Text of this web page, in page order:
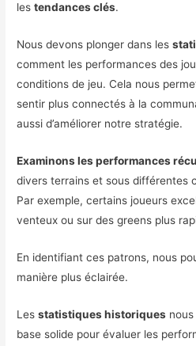
lestendances clés.
Nous devons plonger dans les
comment les performances des
conditions de jeu. Cela nous
sentir plus connectés à la
aussi d’améliorer notre stratégie.
Examinons les performances
divers terrains et sous différentes
Par exemple, certains joueurs
venteux ou sur des greens plus
En identifiant ces patrons, nous
manière plus éclairée.
Lesstatistiques historiques
base solide pour évaluer les